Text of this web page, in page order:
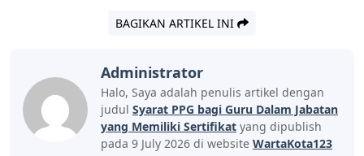
BAGIKAN ARTIKEL INI
Administrator
Halo, Saya adalah penulis artikel dengan
judul Syarat PPG bagi Guru Dalam Jabatan
yang Memiliki Sertifikat yang dipublish
pada 9 July 2026 di website WartaKota123